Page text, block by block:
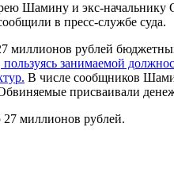
Шамину и экс-
в пресс-службе суда.
рублей
занимаемой
В числе сообщников
присваивали
миллионов рублей.